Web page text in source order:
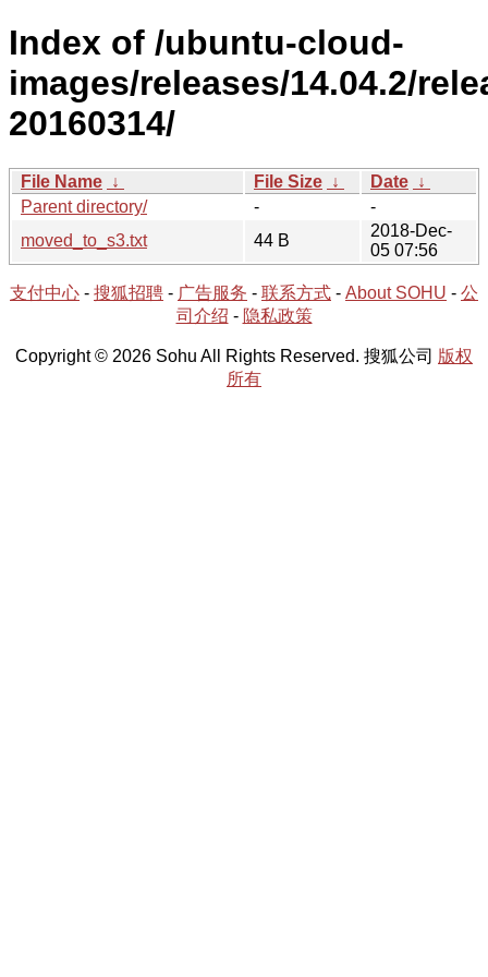
Index of /ubuntu-cloud-
images/releases/14.04.2/
20160314/
File Name ↓ File Size ↓ Date ↓
Parent directory/
-
-
moved_to_s3.txt
44 B
2018-Dec-
05 07:56
支付中心 - 搜狐招聘 - 广告服务 - 联系方式 - About SOHU - 公
司介绍 - 隐私政策
Copyright © 2026 Sohu All Rights Reserved. 搜狐公司 版权
所有